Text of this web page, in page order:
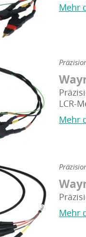
Mehr
LCR-
Mehr
Mehr